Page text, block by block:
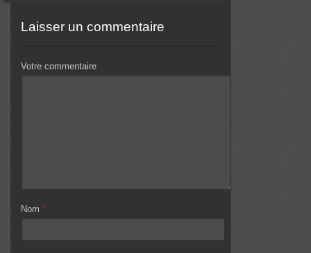
Laisser un commentaire
Votre commentaire
Nom *